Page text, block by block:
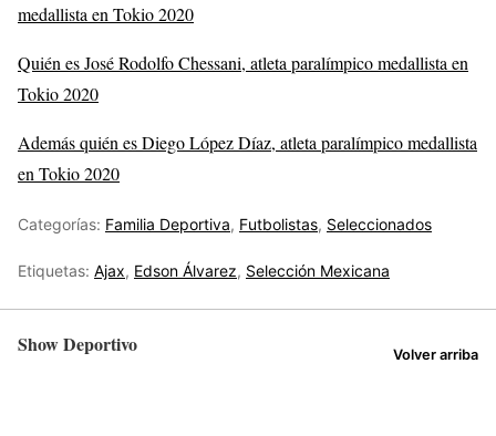
medallista en Tokio 2020
Quién es José Rodolfo Chessani, atleta paralímpico medallista en
Tokio 2020
Además quién es Diego López Díaz, atleta paralímpico medallista
en Tokio 2020
Categorías: Familia Deportiva, Futbolistas, Seleccionados
Etiquetas: Ajax, Edson Álvarez, Selección Mexicana
Show Deportivo Volver arriba